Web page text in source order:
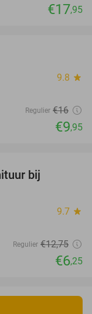
€17,95
9.8 star
Regulier €16
€9,95
bij
9.7 star
Regulier €12,75
€6,25